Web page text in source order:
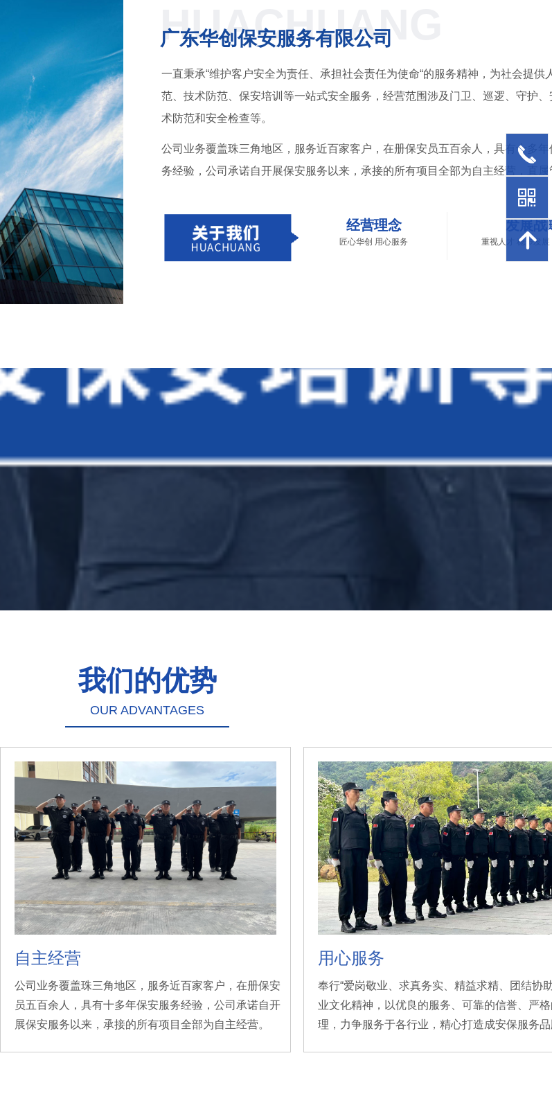
一直秉承“维护客户安全为责任、承担社会责任为使命“的服务精神，为社会提供
范、技术防范、保安培训等一站式安全服务，经营范围涉及门卫、巡逻、守护、
术防范和安全检查等。
公司业务覆盖珠三角地区，服务近百家客户，在册保安员五百余人，具有十多年
务经验，公司承诺自开展保安服务以来，承接的所有项目全部为自主经营，直属
广东华创保安服务有限公司
经营理念
匠心华创 用心服务
发展战
重视人才 稳步发展
HUACHUANG
自主经营
公司业务覆盖珠三角地区，服务近百家客户，在册保安
员五百余人，具有十多年保安服务经验，公司承诺自开
展保安服务以来，承接的所有项目全部为自主经营。
用心服务
奉行“爱岗敬业、求真务实、精益求精、团结协
业文化精神，以优良的服务、可靠的信誉、严
理，力争服务于各行业，精心打造成安保服务
我们的优势
OUR ADVANTAGES
끅
낃
녕